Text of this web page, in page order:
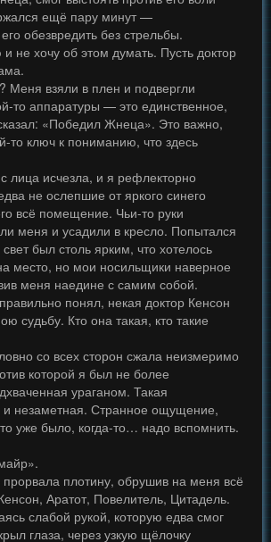
ещё пару минут —
обезвредить без стрельбы.
не хочу об этом думать. Пусть доктор
Меня взяли в плен и подвергли
то аппаратуры — это единственное,
«Победил Жнеца». Это важно,
то ключ к пониманию, что здесь
лица исчезла, и я рефлекторно
не ослепшие от яркого синего
всё помещение. Чьи-то руки
меня и усадили в кресло. Попытался
был столь ярким, что хотелось
место, но мои носильщики наверное
меня наедине с самим собой.
понял, некая доктор Кенсон
судьбу. Кто она такая, кто такие
со всех сторон сжала неизмеримо
которой я был не более
ураганом. Такая
незаметная. Странное ощущение,
уже было, когда-то… надо вспомнить.
прорвала плотину, обрушив на меня всё
Аратот, Повелитель, Цитадель.
слабой рукой, которую едва смог
глаза, через узкую щёлочку